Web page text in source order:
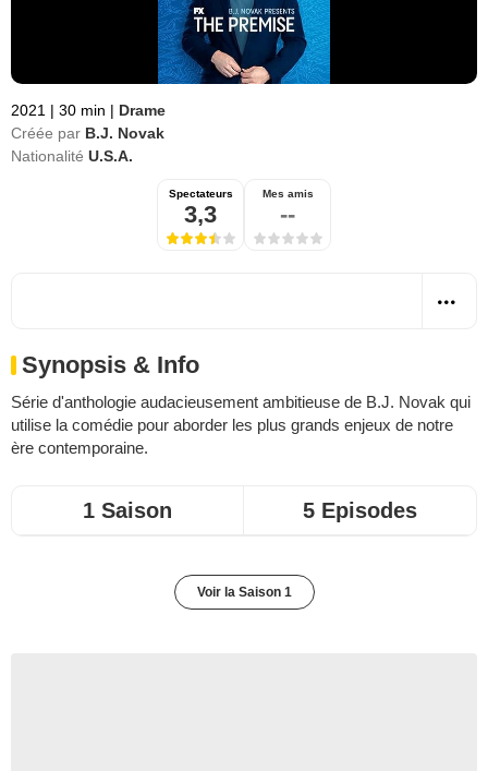
2021 | 30 min | Drame
Créée par B.J. Novak
Nationalité U.S.A.
Spectateurs
3,3
Mes amis
--
Synopsis & Info
Série d'anthologie audacieusement ambitieuse de B.J. Novak qui
utilise la comédie pour aborder les plus grands enjeux de notre
ère contemporaine.
1 Saison 5 Episodes
Voir la Saison 1